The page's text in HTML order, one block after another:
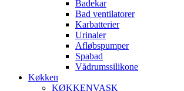
Badekar
Bad ventilatorer
Karbatterier
Urinaler
Afløbspumper
Spabad
Vådrumssilikone
Køkken
KØKKENVASK